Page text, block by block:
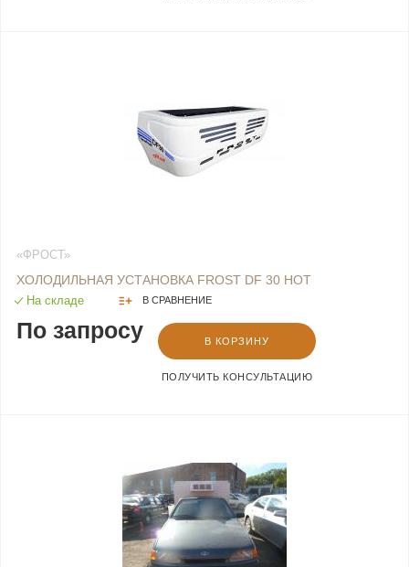
«ФРОСТ»
ХОЛОДИЛЬНАЯ УСТАНОВКА FROST DF 30 HOT
На складе В СРАВНЕНИЕ
По запросу В КОРЗИНУ
ПОЛУЧИТЬ КОНСУЛЬТАЦИЮ